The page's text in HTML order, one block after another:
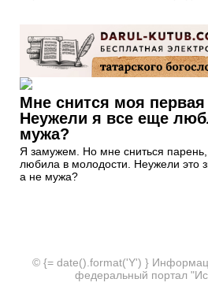
Мне снится моя
Неужели я все еще
мужа?
Я замужем. Но мне сниться парень,
любила в молодости. Неужели это
а не мужа?
© {= date().format('Y') }
федеральный портал